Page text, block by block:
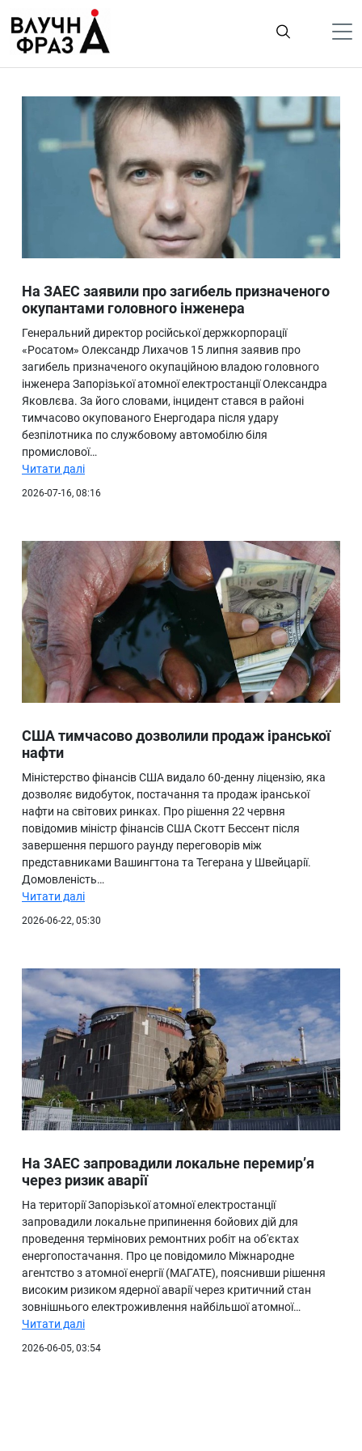
содержимому
Життя
Лайфстайл
ТехноНаука
Ukraine
Про нас
На ЗАЕС заявили про загибель призначеного
окупантами головного інженера
Генеральний директор російської держкорпорації
«Росатом» Олександр Лихачов 15 липня заявив про
загибель призначеного окупаційною владою головного
інженера Запорізької атомної електростанції Олександра
Яковлєва. За його словами, інцидент стався в районі
тимчасово окупованого Енергодара після удару
безпілотника по службовому автомобілю біля
промислової…
Читати далі
2026-07-16, 08:16
США тимчасово дозволили продаж іранської
нафти
Міністерство фінансів США видало 60-денну ліцензію, яка
дозволяє видобуток, постачання та продаж іранської
нафти на світових ринках. Про рішення 22 червня
повідомив міністр фінансів США Скотт Бессент після
завершення першого раунду переговорів між
представниками Вашингтона та Тегерана у Швейцарії.
Домовленість…
Читати далі
2026-06-22, 05:30
На ЗАЕС запровадили локальне перемир’я
через ризик аварії
На території Запорізької атомної електростанції
запровадили локальне припинення бойових дій для
проведення термінових ремонтних робіт на об'єктах
енергопостачання. Про це повідомило Міжнародне
агентство з атомної енергії (МАГАТЕ), пояснивши рішення
високим ризиком ядерної аварії через критичний стан
зовнішнього електроживлення найбільшої атомної…
Читати далі
2026-06-05, 03:54